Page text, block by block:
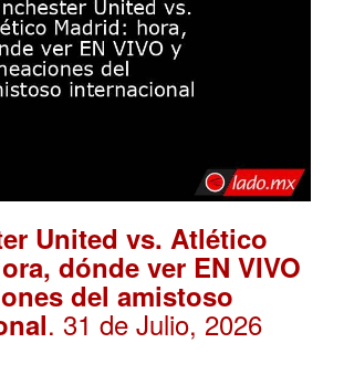
United vs. Atlético
dónde ver EN VIVO
del amistoso
. 31 de Julio, 2026